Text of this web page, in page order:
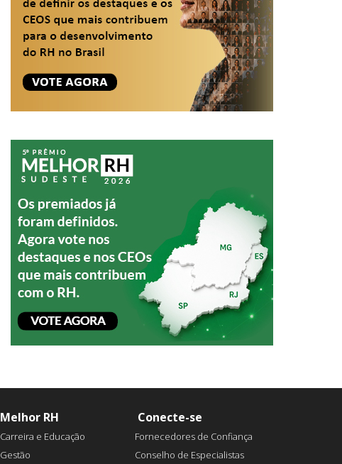
Melhor RH
Carreira e Educação
Gestão
Conecte-se
Fornecedores de Confiança
Conselho de Especialistas